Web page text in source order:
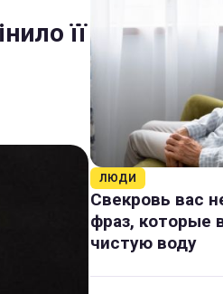
її
ЛЮДИ
Свекровь вас
фраз, которые
чистую воду